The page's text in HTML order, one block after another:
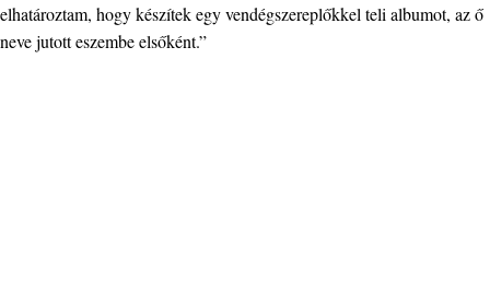
elhatároztam, hogy készítek egy vendégszereplőkkel teli albumot, az ő
neve jutott eszembe elsőként.”